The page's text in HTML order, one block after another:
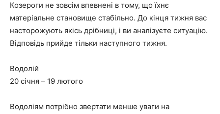
Козероги не зовсім впевнені в тому, що їхнє
матеріальне становище стабільно. До кінця тижня вас
насторожують якісь дрібниці, і ви аналізуєте ситуацію.
Відповідь прийде тільки наступного тижня.
Водолій
20 січня – 19 лютого
Водоліям потрібно звертати менше уваги на